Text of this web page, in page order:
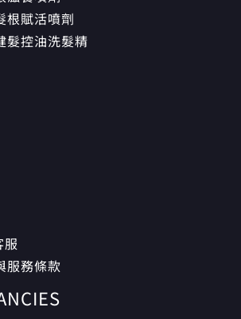
根賦活噴劑
髮控油洗髮精
服務條款